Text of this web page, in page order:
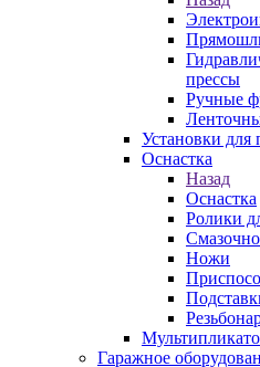
прессы
Ручные
Установки для
Оснастка
Назад
Оснастка
Ролики
Ножи
Гаражное